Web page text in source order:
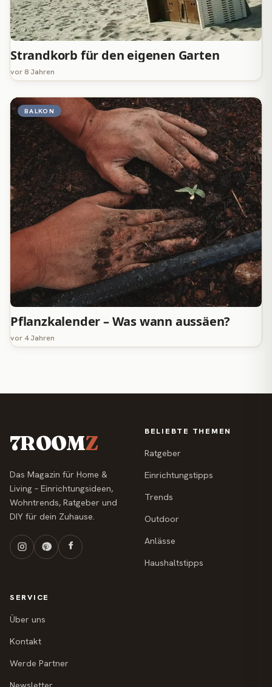
Strandkorb für den eigenen Garten
vor 8 Jahren
BALKON
Pflanzkalender – Was wann aussäen?
vor 4 Jahren
7ROOMZ
Das Magazin für Home &
Living – Einrichtungsideen,
Wohntrends, Ratgeber und
DIY für dein Zuhause.
BELIEBTE THEMEN
Ratgeber
Einrichtungstipps
Trends
Outdoor
Anlässe
Haushaltstipps
SERVICE
Über uns
Kontakt
Werde Partner